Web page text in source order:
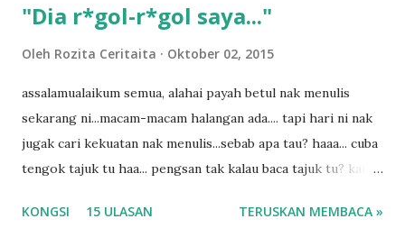
"Dia r*gol-r*gol saya..."
Oleh Rozita Ceritaita Oktober 02, 2015
assalamualaikum semua, alahai payah betul nak menulis
sekarang ni...macam-macam halangan ada.... tapi hari ni nak
jugak cari kekuatan nak menulis...sebab apa tau? haaa... cuba
tengok tajuk tu haa... pengsan tak kalau baca tajuk tu? kalau
tau? yang sebut tu anak aku....diulangi ANAK AKU ....adoiiii
KONGSI 15 ULASAN TERUSKAN MEMBACA »